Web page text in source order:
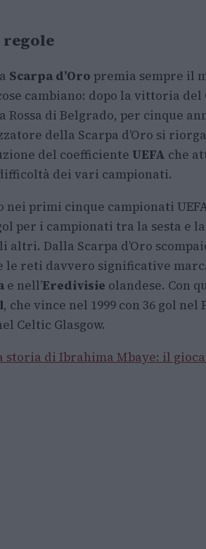
regole
Scarpa d’Oro premia sempre il
cambiano: dopo la vittoria
Rossa di Belgrado, per cinque
della Scarpa d’Oro si
del coefficiente UEFA che
dei vari campionati.
nei primi cinque campionati
per i campionati tra la sesta e
Dalla Scarpa d’Oro
le reti davvero significative
e nell’Eredivisie olandese. Con
, che vince nel 1999 con 36 gol
Celtic Glasgow.
storia di Ibrahima Mbaye: il